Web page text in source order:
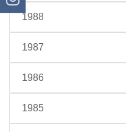
1988
1987
1986
1985